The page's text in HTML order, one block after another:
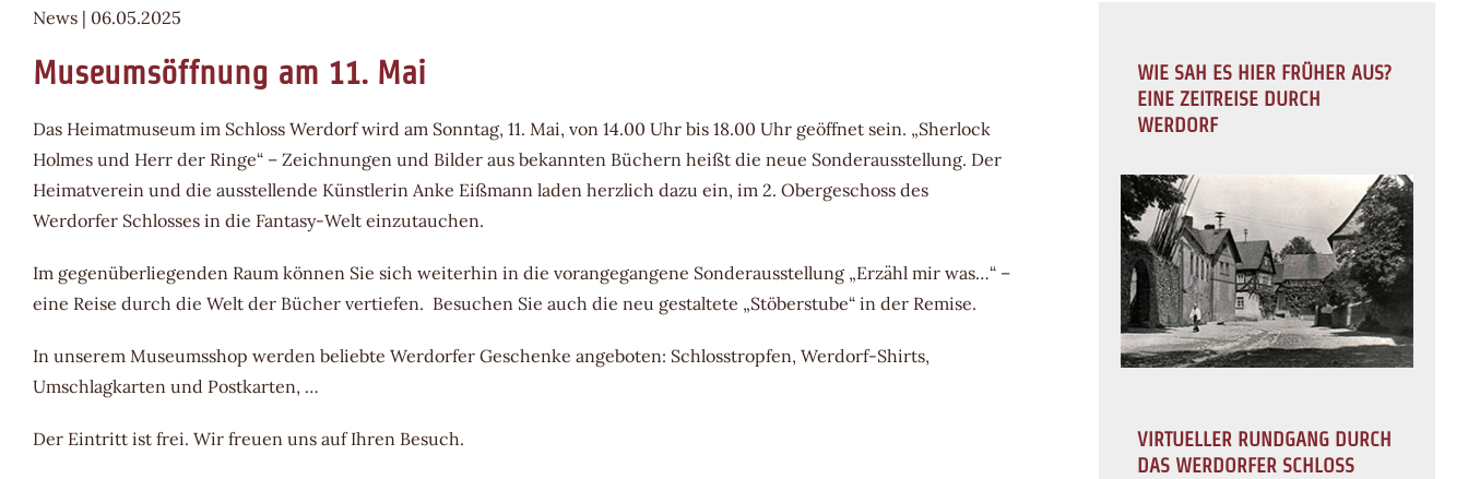
News | 06.05.2025
Museumsöffnung am 11. Mai
Das Heimatmuseum im Schloss Werdorf wird am Sonntag, 11. Mai, von 14.00 Uhr bis 18.00 Uhr geöffnet sein. „Sherlock
Holmes und Herr der Ringe“ – Zeichnungen und Bilder aus bekannten Büchern heißt die neue Sonderausstellung. Der
Heimatverein und die ausstellende Künstlerin Anke Eißmann laden herzlich dazu ein, im 2. Obergeschoss des
Werdorfer Schlosses in die Fantasy-Welt einzutauchen.
Im gegenüberliegenden Raum können Sie sich weiterhin in die vorangegangene Sonderausstellung „Erzähl mir was…“ –
eine Reise durch die Welt der Bücher vertiefen. Besuchen Sie auch die neu gestaltete „Stöberstube“ in der Remise.
In unserem Museumsshop werden beliebte Werdorfer Geschenke angeboten: Schlosstropfen, Werdorf-Shirts,
Umschlagkarten und Postkarten, …
Der Eintritt ist frei. Wir freuen uns auf Ihren Besuch.
WIE SAH ES HIER FRÜHER AUS?
EINE ZEITREISE DURCH
WERDORF
VIRTUELLER RUNDGANG DURCH
DAS WERDORFER SCHLOSS